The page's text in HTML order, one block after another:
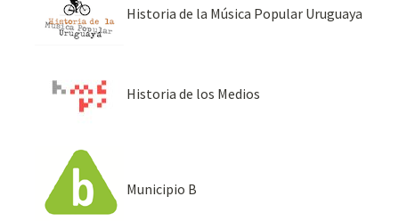
Historia de la Música Popular Uruguaya
Historia de los Medios
Municipio B